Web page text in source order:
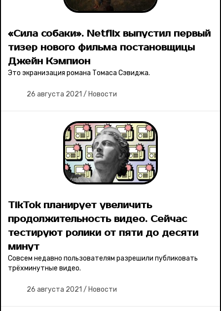
«Сила собаки». Netflix выпустил первый
тизер нового фильма постановщицы
Джейн Кэмпион
Это экранизация романа Томаса Сэвиджа.
26 августа 2021 / Новости
TikTok планирует увеличить
продолжительность видео. Сейчас
тестируют ролики от пяти до десяти
минут
Совсем недавно пользователям разрешили публиковать
трёхминутные видео.
26 августа 2021 / Новости